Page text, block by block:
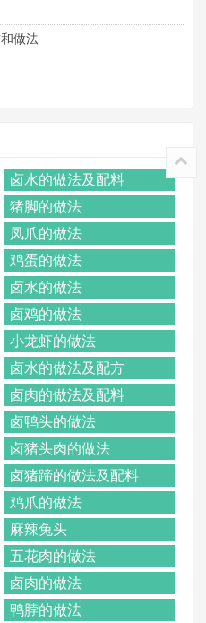
做法
卤水的做法及配料
猪脚的做法
凤爪的做法
鸡蛋的做法
卤水的做法
卤鸡的做法
小龙虾的做法
卤水的做法及配方
卤肉的做法及配料
卤鸭头的做法
卤猪头肉的做法
卤猪蹄的做法及配料
鸡爪的做法
麻辣兔头
五花肉的做法
卤肉的做法
鸭脖的做法